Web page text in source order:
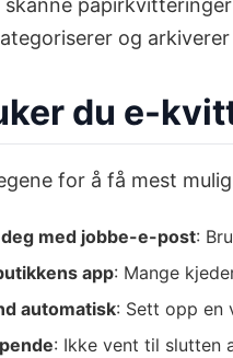
og
du e-
for å få mest
med jobbe-e-post:
app: Mange
automatisk: Sett opp en
: Ikke vent til slutten